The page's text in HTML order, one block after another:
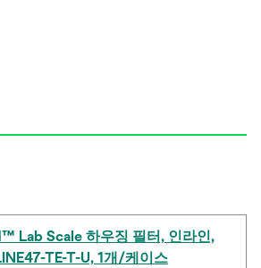
Lab Scale 하우징 필터, 인라인,
TE-T-U, 1개/케이스